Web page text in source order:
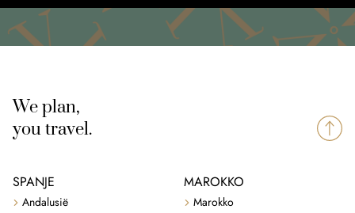
We plan,
you travel.
SPANJE
Andalusië
MAROKKO
Marokko